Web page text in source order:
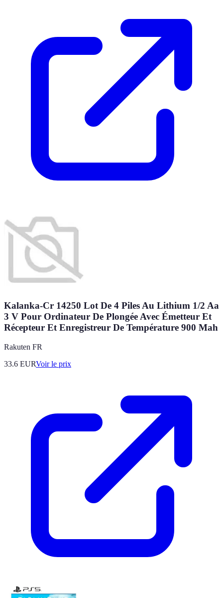
Kalanka-Cr 14250 Lot De 4 Piles Au Lithium 1/2 Aa
3 V Pour Ordinateur De Plongée Avec Émetteur Et
Récepteur Et Enregistreur De Température 900 Mah
Rakuten FR
33.6 EURVoir le prix